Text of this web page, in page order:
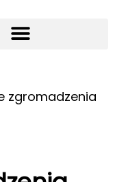
zgromadzenia